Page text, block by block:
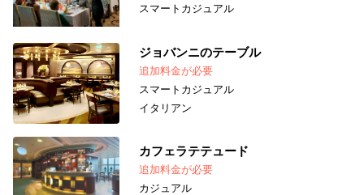
スマートカジュアル
ジョバンニのテーブル
追加料金が必要
スマートカジュアル
イタリアン
カフェラテテュード
追加料金が必要
カジュアル